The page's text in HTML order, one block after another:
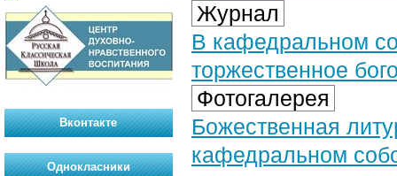
Журнал
В кафедральном
торжественное
Фотогалерея
Божественная
кафедральном
Вконтакте
Однокласники